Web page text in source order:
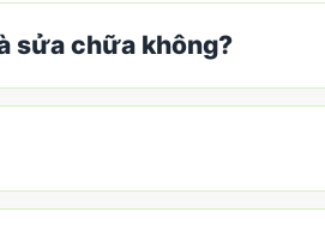
sửa chữa không?